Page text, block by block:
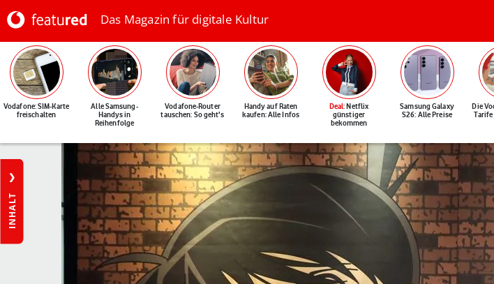
Das Magazin für digitale Kultur
Vodafone: SIM-Karte
freischalten
Alle Samsung-
Handys in
Reihenfolge
Vodafone-Router
tauschen: So geht's
Handy auf Raten
kaufen: Alle Infos
Deal: Netflix
günstiger
bekommen
Samsung Galaxy
S26: Alle Preise
Die
INHALT